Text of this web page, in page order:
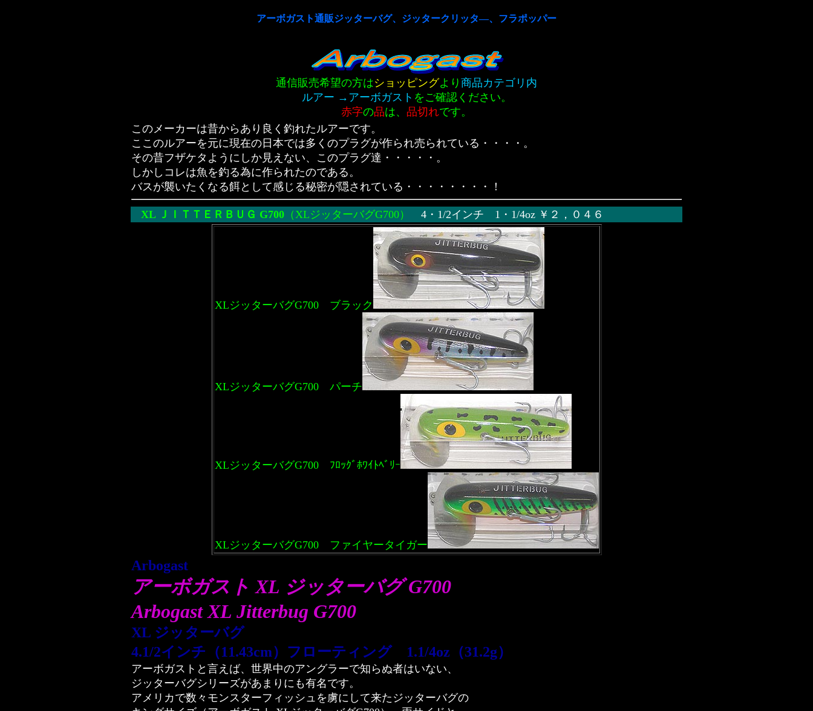
アーボガスト通販ジッターバグ、ジッタークリッタ―、フラポッパー
通信販売希望の方はショッピングより 商品カテゴリ内
ルアー →アーボガスト をご確認ください。
赤字の品は、 品切れです。
このメーカーは昔からあり良く釣れたルアーです。
ここのルアーを元に現在の日本では多くのプラグが作られ売られている・・・・。
その昔フザケタようにしか見えない、このプラグ達・・・・・。
しかしコレは魚を釣る為に作られたのである。
バスが襲いたくなる餌として感じる秘密が隠されている・・・・・・・・！
XL ＪＩＴＴＥＲＢＵＧ G700 （XLジッターバグG700） 4・1/2インチ 1・1/4oz ￥２，０４６
XLジッターバグG700 ブラック
XLジッターバグG700 パーチ
XLジッターバグG700 ﾌﾛｯｸﾞﾎﾜｲﾄﾍﾞﾘｰ
XLジッターバグG700 ファイヤータイガー
Arbogast
アーボガスト XL ジッターバグ G700
Arbogast XL Jitterbug G700
XL ジッターバグ
4.1/2インチ（11.43cm）フローティング 1.1/4oz（31.2g）
アーボガストと言えば、世界中のアングラーで知らぬ者はいない、
ジッターバグシリーズがあまりにも有名です。
アメリカで数々モンスターフィッシュを虜にして来たジッターバグの